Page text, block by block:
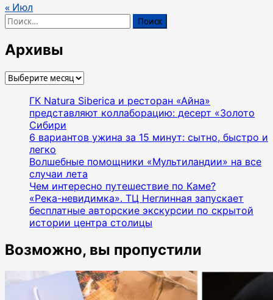
« Июл
Найти:
Архивы
Архивы
ГК Natura Siberica и ресторан «Айна»
представляют коллаборацию: десерт «Золото
Сибири
6 вариантов ужина за 15 минут: сытно, быстро и
легко
Волшебные помощники «Мультиландии» на все
случаи лета
Чем интересно путешествие по Каме?
«Река-невидимка». ТЦ Неглинная запускает
бесплатные авторские экскурсии по скрытой
истории центра столицы
Возможно, вы пропустили